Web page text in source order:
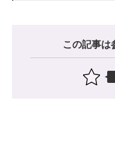
この記事は